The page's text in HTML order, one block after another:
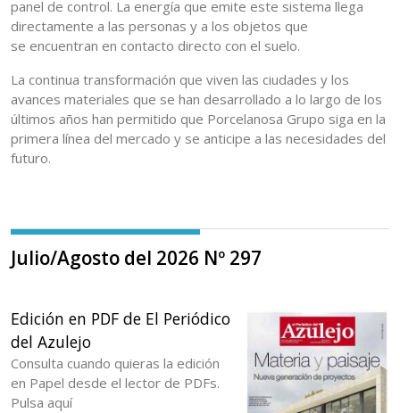
panel de control. La energía que emite este sistema llega
directamente a las personas y a los objetos que
se encuentran en contacto directo con el suelo.
La continua transformación que viven las ciudades y los
avances materiales que se han desarrollado a lo largo de los
últimos años han permitido que Porcelanosa Grupo siga en la
primera línea del mercado y se anticipe a las necesidades del
futuro.
Julio/Agosto del 2026 Nº 297
Edición en PDF de El Periódico
del Azulejo
Consulta cuando quieras la edición
en Papel desde el lector de PDFs.
Pulsa aquí